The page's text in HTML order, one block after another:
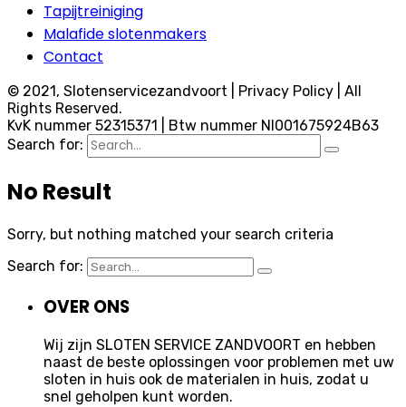
Tapijtreiniging
Malafide slotenmakers
Contact
© 2021, Slotenservicezandvoort | Privacy Policy | All
Rights Reserved.
KvK nummer 52315371 | Btw nummer Nl001675924B63
Search for:
No Result
Sorry, but nothing matched your search criteria
Search for:
OVER ONS
Wij zijn SLOTEN SERVICE ZANDVOORT en hebben
naast de beste oplossingen voor problemen met uw
sloten in huis ook de materialen in huis, zodat u
snel geholpen kunt worden.